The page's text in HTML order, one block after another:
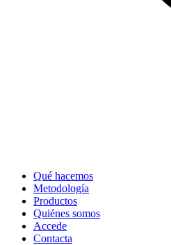
Qué hacemos
Metodología
Productos
Quiénes somos
Accede
Contacta